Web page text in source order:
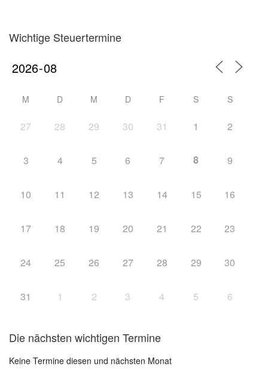
Wichtige Steuertermine
M D M D F S S
27 28 29 30 31 1 2
3 4 5 6 7 8 9
10 11 12 13 14 15 16
17 18 19 20 21 22 23
24 25 26 27 28 29 30
31 1 2 3 4 5 6
Die nächsten wichtigen Termine
Keine Termine diesen und nächsten Monat